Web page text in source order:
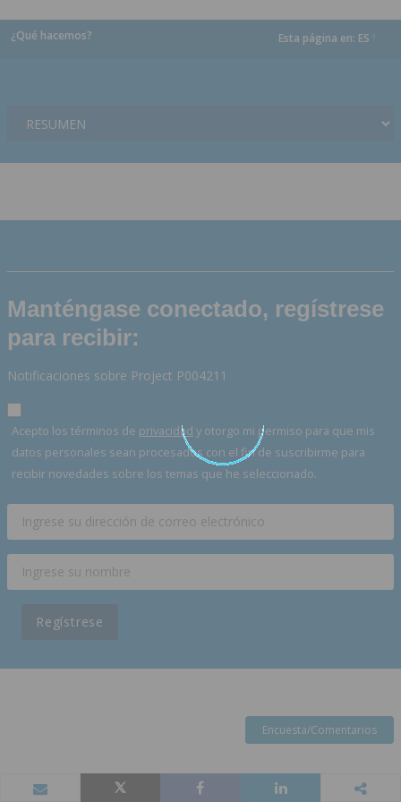
¿Qué hacemos? Esta página en: ES
Manténgase conectado, regístrese
para recibir:
Notificaciones sobre Project P004211
Acepto los términos de privacidad y otorgo mi permiso para que mis
datos personales sean procesados con el fin de suscribirme para
recibir novedades sobre los temas que he seleccionado.
Regístrese
Encuesta/Comentarios